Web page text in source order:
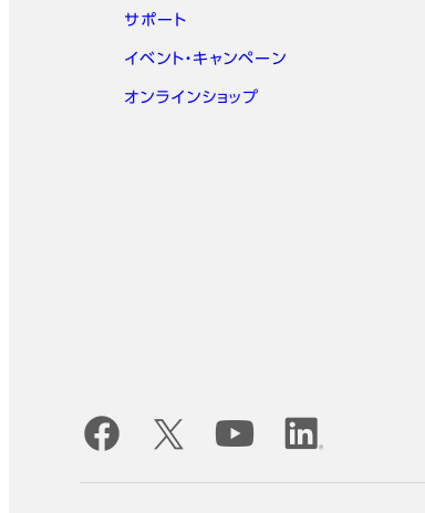
サポート
イベント・キャンペーン
オンラインショップ
公式SNSアカウント